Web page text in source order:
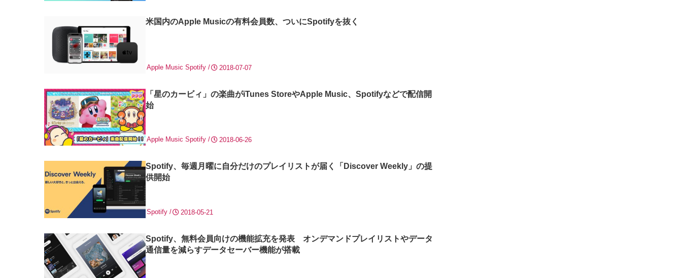
米国内のApple Musicの有料会員数、ついにSpotifyを抜く
2018-07-07
Apple Music Spotify
「星のカービィ」の楽曲がiTunes StoreやApple Music、Spotifyなどで配信開
始
2018-06-26
Apple Music Spotify
Spotify、毎週月曜に自分だけのプレイリストが届く「Discover Weekly」の提
供開始
2018-05-21
Spotify
Spotify、無料会員向けの機能拡充を発表 オンデマンドプレイリストやデータ
通信量を減らすデータセーバー機能が搭載